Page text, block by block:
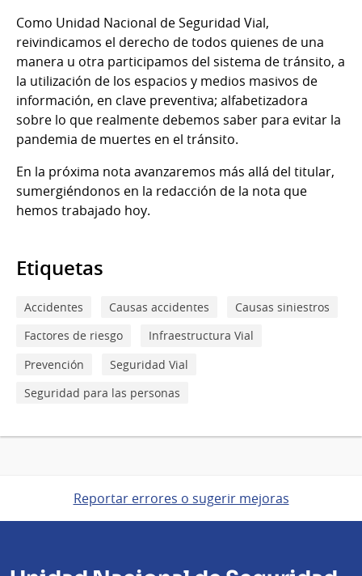
Como Unidad Nacional de Seguridad Vial,
reivindicamos el derecho de todos quienes de una
manera u otra participamos del sistema de tránsito, a
la utilización de los espacios y medios masivos de
información, en clave preventiva; alfabetizadora
sobre lo que realmente debemos saber para evitar la
pandemia de muertes en el tránsito.
En la próxima nota avanzaremos más allá del titular,
sumergiéndonos en la redacción de la nota que
hemos trabajado hoy.
Etiquetas
Accidentes Causas accidentes
Causas siniestros
Factores de riesgo
Infraestructura Vial
Prevención
Seguridad Vial
Seguridad para las personas
Reportar errores o sugerir mejoras